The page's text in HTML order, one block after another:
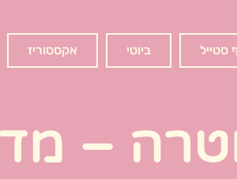
סטייל ביוטי אקססוריז
–